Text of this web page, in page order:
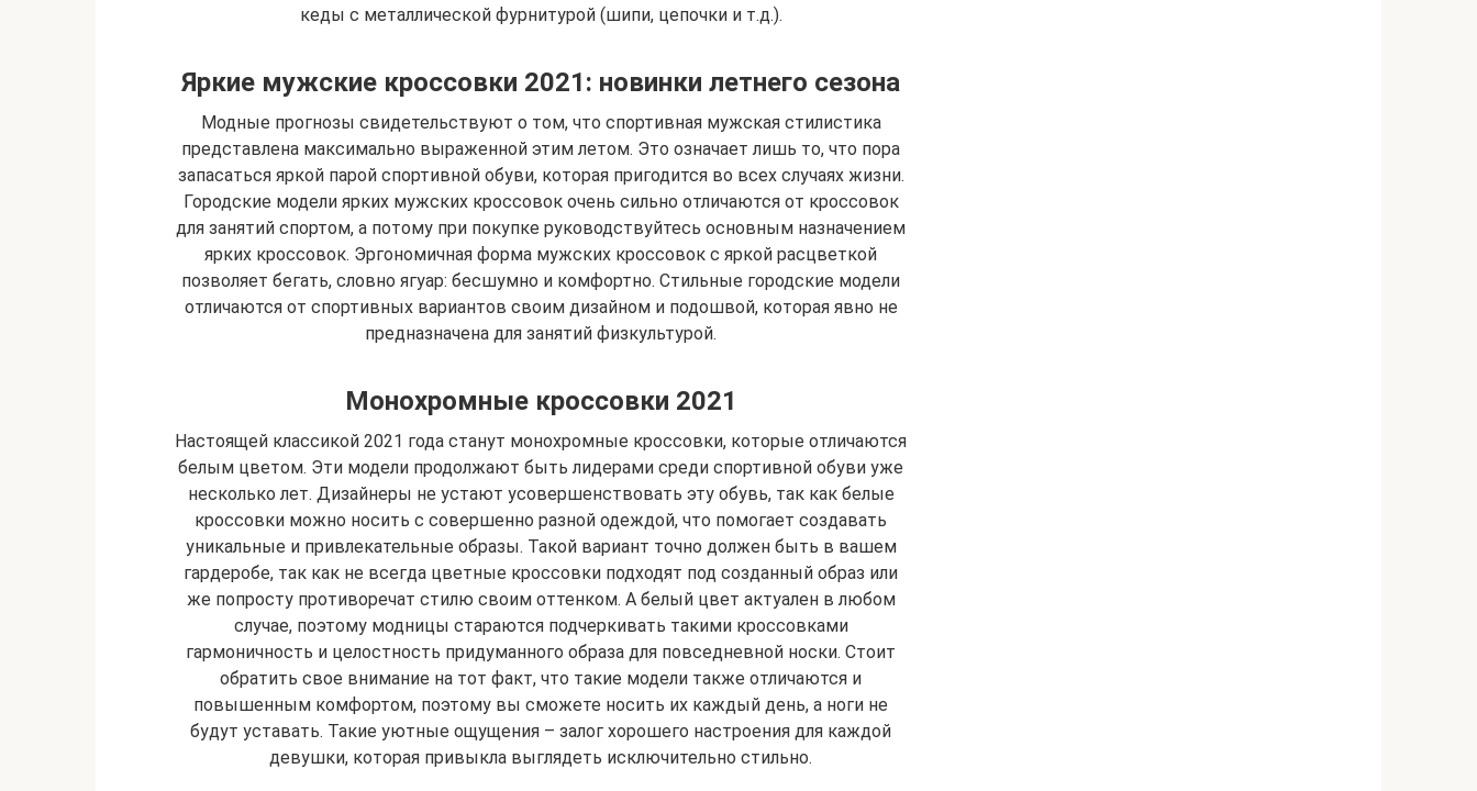
кеды с металлической фурнитурой (шипи, цепочки и т.д.).
Яркие мужские кроссовки 2021: новинки летнего сезона
Модные прогнозы свидетельствуют о том, что спортивная мужская стилистика
представлена максимально выраженной этим летом. Это означает лишь то, что пора
запасаться яркой парой спортивной обуви, которая пригодится во всех случаях жизни.
Городские модели ярких мужских кроссовок очень сильно отличаются от кроссовок
для занятий спортом, а потому при покупке руководствуйтесь основным назначением
ярких кроссовок. Эргономичная форма мужских кроссовок с яркой расцветкой
позволяет бегать, словно ягуар: бесшумно и комфортно. Стильные городские модели
отличаются от спортивных вариантов своим дизайном и подошвой, которая явно не
предназначена для занятий физкультурой.
Монохромные кроссовки 2021
Настоящей классикой 2021 года станут монохромные кроссовки, которые отличаются
белым цветом. Эти модели продолжают быть лидерами среди спортивной обуви уже
несколько лет. Дизайнеры не устают усовершенствовать эту обувь, так как белые
кроссовки можно носить с совершенно разной одеждой, что помогает создавать
уникальные и привлекательные образы. Такой вариант точно должен быть в вашем
гардеробе, так как не всегда цветные кроссовки подходят под созданный образ или
же попросту противоречат стилю своим оттенком. А белый цвет актуален в любом
случае, поэтому модницы стараются подчеркивать такими кроссовками
гармоничность и целостность придуманного образа для повседневной носки. Стоит
обратить свое внимание на тот факт, что такие модели также отличаются и
повышенным комфортом, поэтому вы сможете носить их каждый день, а ноги не
будут уставать. Такие уютные ощущения – залог хорошего настроения для каждой
девушки, которая привыкла выглядеть исключительно стильно.